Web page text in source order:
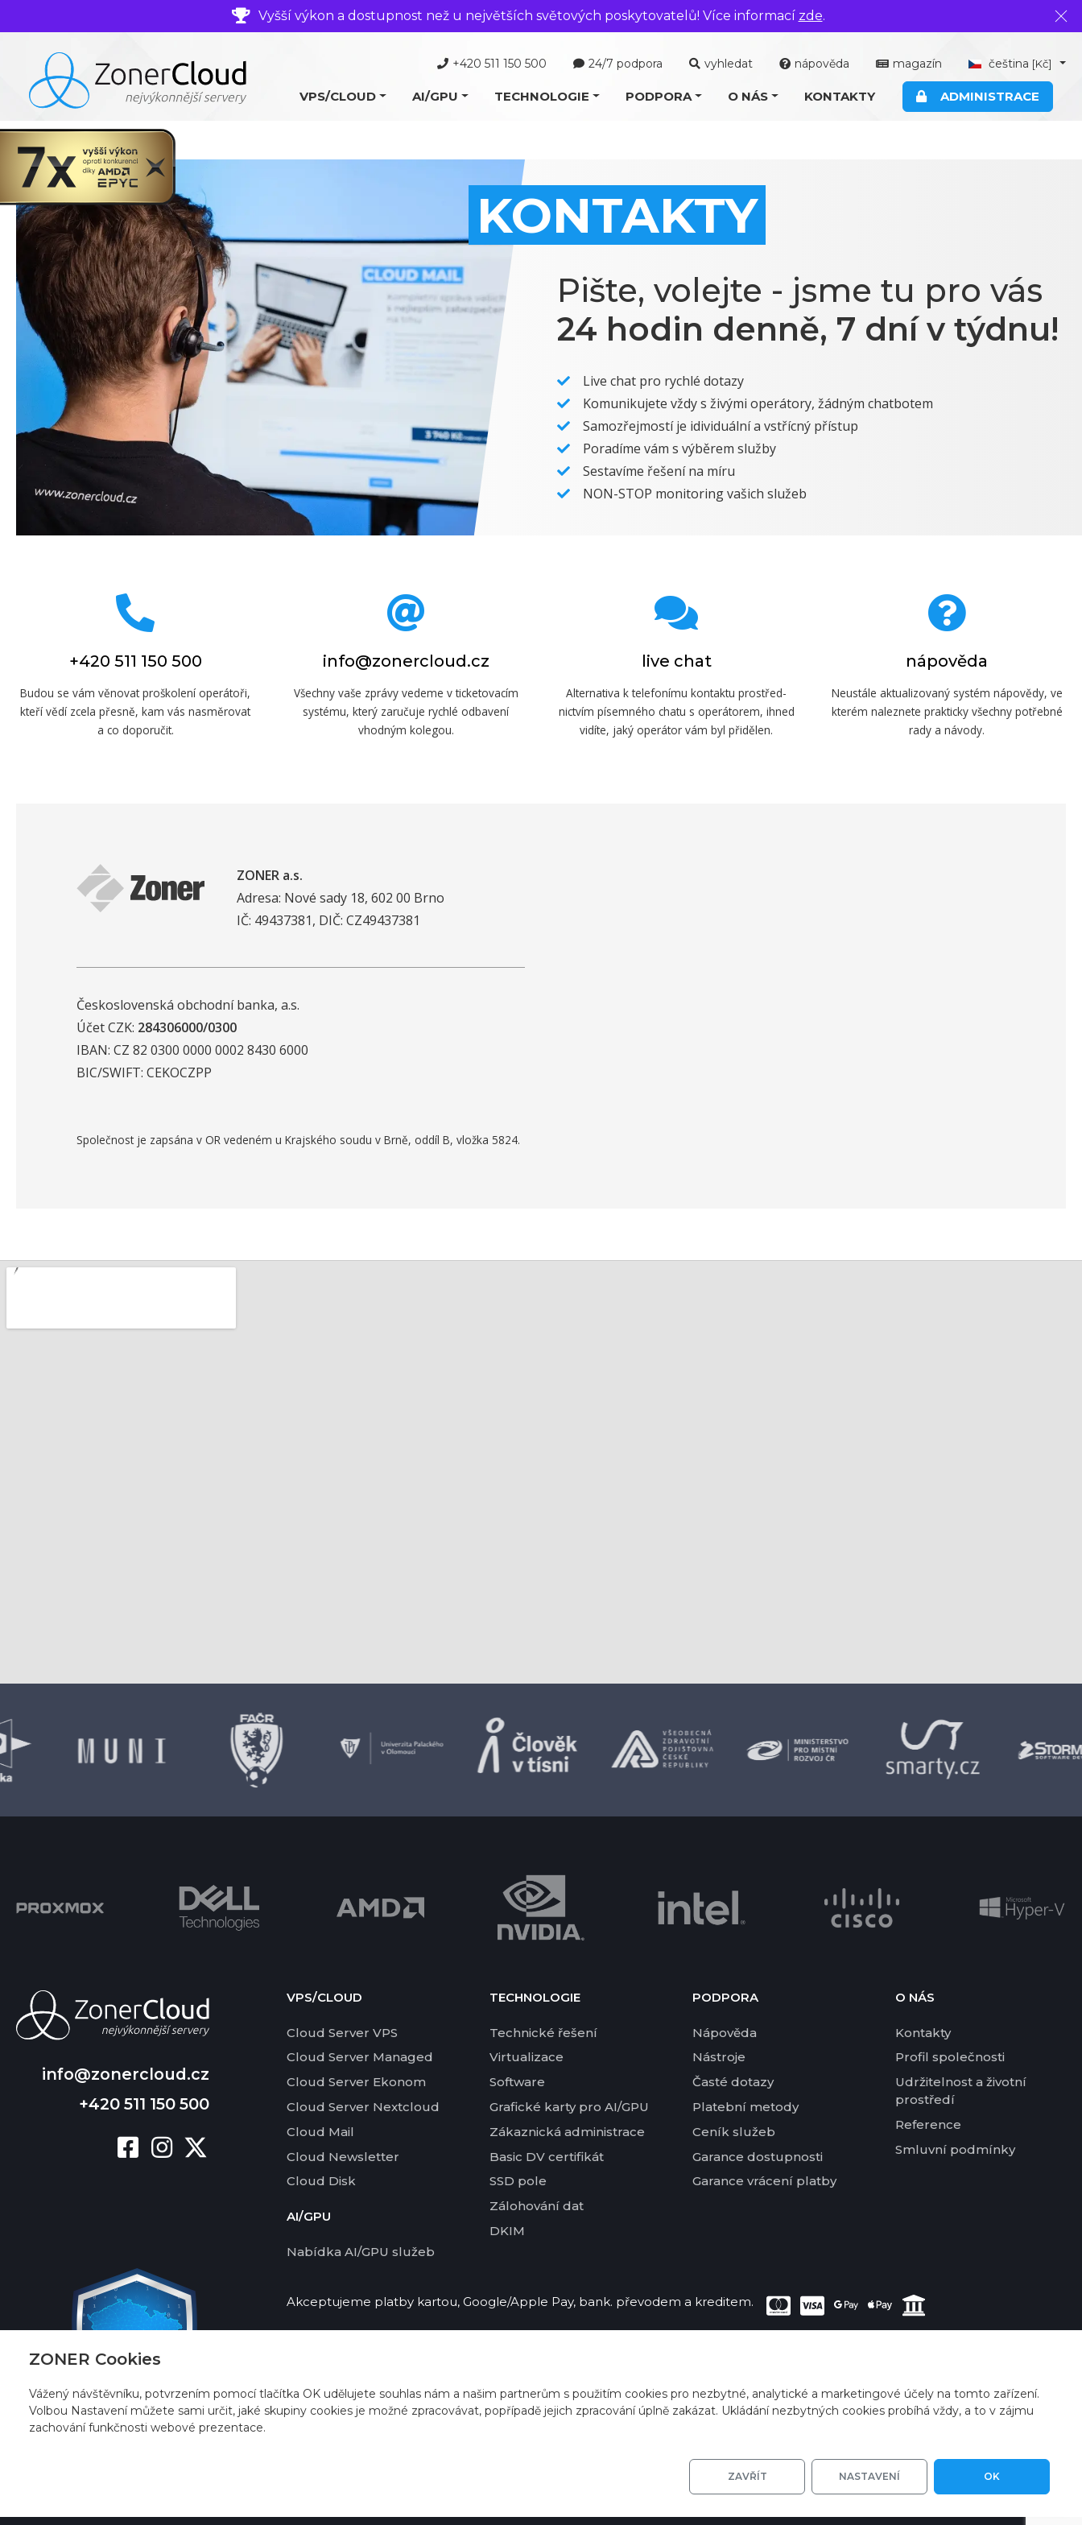
vzkaz, ozveme se
Vyšší výkon a dostupnost než u největších světových poskytovatelů! Více informací zde.
+420 511 150 500 24/7 podpora vyhledat nápověda magazín čeština [Kč]
VPS/CLOUD AI/GPU TECHNOLOGIE PODPORA O NÁS KONTAKTY ADMINISTRACE
KONTAKTY
Pište, volejte - jsme tu pro vás
24 hodin denně, 7 dní v týdnu!
Live chat pro rychlé dotazy
Komunikujete vždy s živými operátory, žádným chatbotem
Samozřejmostí je idividuální a vstřícný přístup
Poradíme vám s výběrem služby
Sestavíme řešení na míru
NON-STOP monitoring vašich služeb
+420 511 150 500
Budou se vám věnovat proškolení operátoři,
kteří vědí zcela přesně, kam vás nasměrovat
a co doporučit.
info@zonercloud.cz
Všechny vaše zprávy vedeme v ticketovacím
systému, který zaručuje rychlé odbavení
vhodným kolegou.
live chat
Alternativa k telefonímu kontaktu prostřed­
nictvím písemného chatu s operátorem, ihned
vidíte, jaký operátor vám byl přidělen.
nápověda
Neustále aktualizovaný systém nápovědy, ve
kterém naleznete prakticky všechny potřebné
rady a návody.
ZONER a.s.
Adresa: Nové sady 18, 602 00 Brno
IČ: 49437381, DIČ: CZ49437381
Československá obchodní banka, a.s.
Účet CZK: 284306000/0300
IBAN: CZ 82 0300 0000 0002 8430 6000
BIC/SWIFT: CEKOCZPP
Společnost je zapsána v OR vedeném u Krajského soudu v Brně, oddíl B, vložka 5824.
info@zonercloud.cz
+420 511 150 500
VPS/CLOUD
Cloud Server VPS
Cloud Server Managed
Cloud Server Ekonom
Cloud Server Nextcloud
Cloud Mail
Cloud Newsletter
Cloud Disk
AI/GPU
Nabídka AI/GPU služeb
TECHNOLOGIE
Technické řešení
Virtualizace
Software
Grafické karty pro AI/GPU
Zákaznická administrace
Basic DV certifikát
SSD pole
Zálohování dat
DKIM
PODPORA
Nápověda
Nástroje
Časté dotazy
Platební metody
Ceník služeb
Garance dostupnosti
Garance vrácení platby
O NÁS
Kontakty
Profil společnosti
Udržitelnost a životní
prostředí
Reference
Smluvní podmínky
Akceptujeme platby kartou, Google/Apple Pay, bank. převodem a kreditem.
Nastavení cookies
ZONER Cookies
Vážený návštěvníku, potvrzením pomocí tlačítka OK udělujete souhlas nám a našim partnerům s použitím cookies pro nezbytné, analytické a marketingové účely na tomto zařízení.
Volbou Nastavení můžete sami určit, jaké skupiny cookies je možné zpracovávat, popřípadě jejich zpracování úplně zakázat. Ukládání nezbytných cookies probíhá vždy, a to v zájmu
zachování funkčnosti webové prezentace.
ZAVŘÍT NASTAVENÍ OK